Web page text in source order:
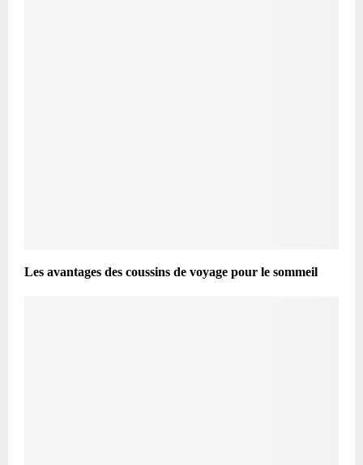
Les avantages des coussins de voyage pour le sommeil